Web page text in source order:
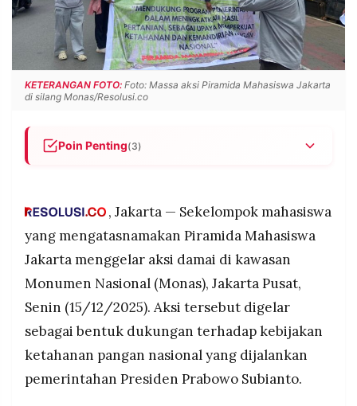
POLICY WARGA
INFORMASI
IKLAN
KIRIM
TULISAN
PENGADUAN TERM
OF
©
RESOLUSI
PRAMUDITA
KETERANGAN FOTO: Foto: Massa aksi Piramida Mahasiswa Jakarta
di silang Monas/Resolusi.co
Poin Penting(3)
sebagai bentuk dukungan terhadap program
Prabowo Subianto.
Koordinator aksi Ahmad Fauzi menilai kebijakan
penguatan sektor pangan dan peningkatan hasil
pertanian merupakan langkah strategis menuju
kemandirian pangan nasional.
Mahasiswa mendorong pemerintah terus
memperkuat program pertanian agar berdampak
langsung pada peningkatan kesejahteraan dan
, Jakarta — Sekelompok mahasiswa
yang mengatasnamakan Piramida Mahasiswa
Jakarta menggelar aksi damai di kawasan
Monumen Nasional (Monas), Jakarta Pusat,
Senin (15/12/2025). Aksi tersebut digelar
sebagai bentuk dukungan terhadap kebijakan
ketahanan pangan nasional yang dijalankan
pemerintahan Presiden Prabowo Subianto.